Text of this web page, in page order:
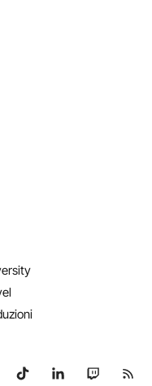
WhatsApp
su Telegram
Seguici su TikTok
Seguici su
Seguici